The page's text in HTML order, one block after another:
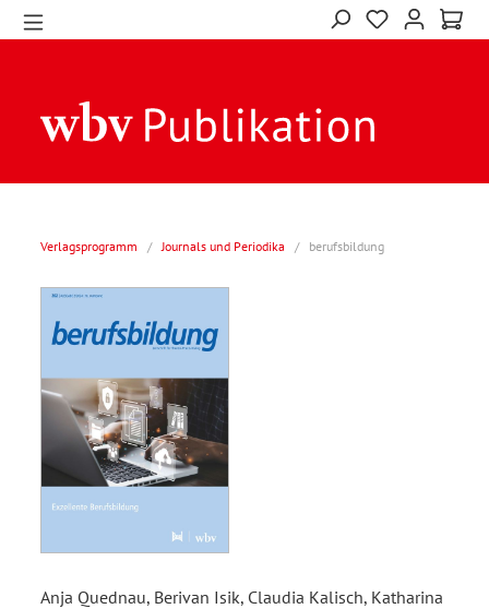
Verlagsprogramm / Journals und Periodika / berufsbildung
Anja Quednau, Berivan Isik, Claudia Kalisch, Katharina